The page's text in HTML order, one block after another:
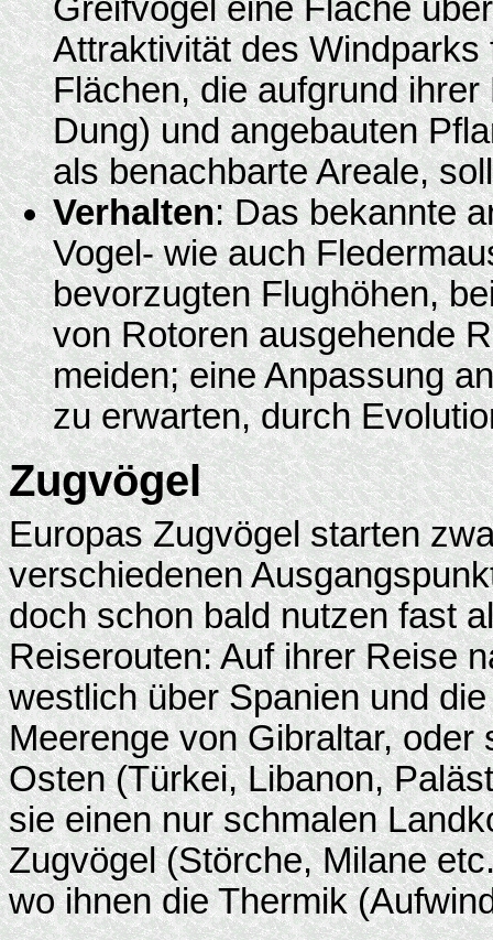
Greifvogel eine Fläche
Attraktivität des
Flächen, die aufgrund
Dung) und angebauten
als benachbarte Areale,
Verhalten: Das bekannte
Vogel- wie auch
bevorzugten Flughöhen,
von Rotoren ausgehende
meiden; eine Anpassung
zu erwarten, durch
Zugvögel
Europas Zugvögel starten
verschiedenen
doch schon bald nutzen fast
Reiserouten: Auf ihrer Reise
westlich über Spanien und
Meerenge von Gibraltar,
Osten (Türkei, Libanon,
sie einen nur schmalen
Zugvögel (Störche, Milane
wo ihnen die Thermik